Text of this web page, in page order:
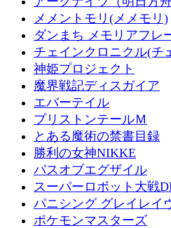
メメントモリ(メメモリ)
ダンまち メモリアフレ
チェインクロニクル(チ
神姫プロジェクト
魔界戦記ディスガイア
エバーテイル
プリストンテールＭ
とある魔術の禁書目録
勝利の女神NIKKE
パスオブエグザイル
スーパーロボット大戦
パニシング グレイレイ
ポケモンマスターズ